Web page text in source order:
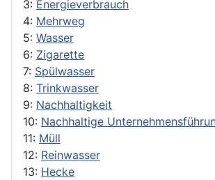
3: Energieverbrauch
4: Mehrweg
5: Wasser
6: Zigarette
7: Spülwasser
8: Trinkwasser
9: Nachhaltigkeit
10: Nachhaltige
11: Müll
12: Reinwasser
13: Hecke